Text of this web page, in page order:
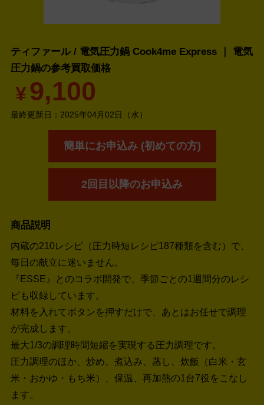
ティファール / 電気圧力鍋 Cook4me Express ｜ 電気
圧力鍋の参考買取価格
¥9,100
最終更新日： 2025年04月02日（水）
簡単にお申込み (初めての方)
2回目以降のお申込み
商品説明
内蔵の210レシピ（圧力時短レシピ187種類を含む）で、
毎日の献立に迷いません。
『ESSE』とのコラボ開発で、季節ごとの1週間分のレシ
ピも収録しています。
材料を入れてボタンを押すだけで、あとはお任せで調理
が完成します。
最大1/3の調理時間短縮を実現する圧力調理です。
圧力調理のほか、炒め、煮込み、蒸し、炊飯（白米・玄
米・おかゆ・もち米）、保温、再加熱の1台7役をこなし
ます。